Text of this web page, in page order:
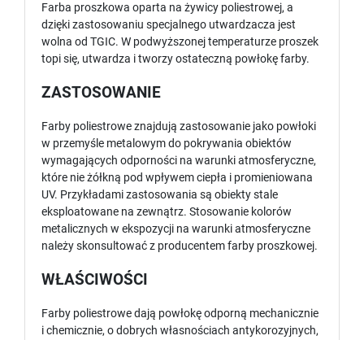
Farba proszkowa oparta na żywicy poliestrowej, a
dzięki zastosowaniu specjalnego utwardzacza jest
wolna od TGIC. W podwyższonej temperaturze proszek
topi się, utwardza i tworzy ostateczną powłokę farby.
ZASTOSOWANIE
Farby poliestrowe znajdują zastosowanie jako powłoki
w przemyśle metalowym do pokrywania obiektów
wymagających odporności na warunki atmosferyczne,
które nie żółkną pod wpływem ciepła i promieniowana
UV. Przykładami zastosowania są obiekty stale
eksploatowane na zewnątrz. Stosowanie kolorów
metalicznych w ekspozycji na warunki atmosferyczne
należy skonsultować z producentem farby proszkowej.
WŁAŚCIWOŚCI
Farby poliestrowe dają powłokę odporną mechanicznie
i chemicznie, o dobrych własnościach antykorozyjnych,